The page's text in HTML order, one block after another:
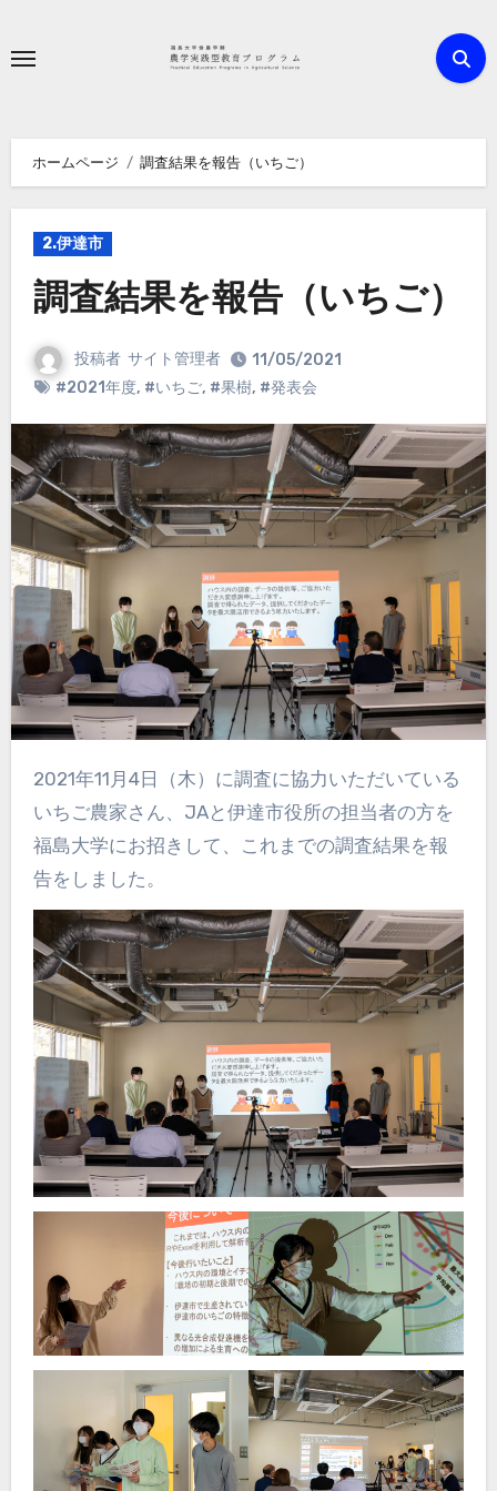
ホームページ 調査結果を報告（いちご）
2.伊達市
調査結果を報告（いちご）
投稿者 サイト管理者
11/05/2021
#2021年度, #いちご, #果樹, #発表会
2021年11月4日（木）に調査に協力いただいている
いちご農家さん、JAと伊達市役所の担当者の方を
福島大学にお招きして、これまでの調査結果を報
告をしました。